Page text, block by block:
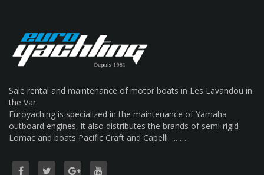
Sale rental and maintenance of motor boats in Les Lavandou in
the Var.
Euroyaching is specialized in the maintenance of Yamaha
outboard engines, it also distributes the brands of semi-rigid
Lomac and boats Pacific Craft and Capelli. ... …